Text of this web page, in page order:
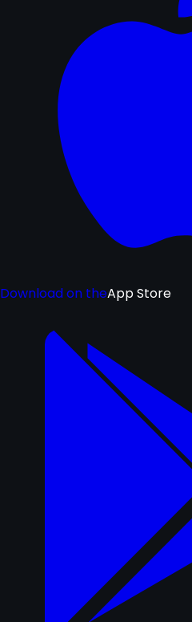
Download on theApp Store